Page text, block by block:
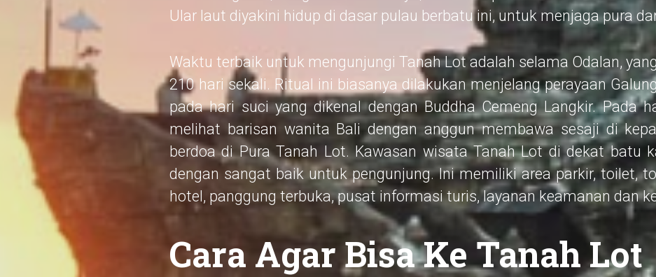
Ular laut diyakini hidup di dasar pulau berbatu ini, untuk menjaga pura
Waktu terbaik untuk mengunjungi Tanah Lot adalah selama Odalan,
210 hari sekali. Ritual ini biasanya dilakukan menjelang perayaan
pada hari suci yang dikenal dengan Buddha Cemeng Langkir. Pada
melihat barisan wanita Bali dengan anggun membawa sesaji di
berdoa di Pura Tanah Lot. Kawasan wisata Tanah Lot di dekat batu
dengan sangat baik untuk pengunjung. Ini memiliki area parkir, toilet,
hotel, panggung terbuka, pusat informasi turis, layanan keamanan dan
Cara Agar Bisa Ke Tanah Lot